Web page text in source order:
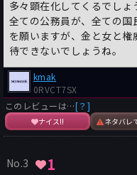
多々顕在化してくるでしょ
全ての公務員が、全ての
を願いますが、金と女と
待できないでしょうね。
kmak
0RVCT7SX
このレビューは…[？]
ナイス!! ネタバレ
No.3 1